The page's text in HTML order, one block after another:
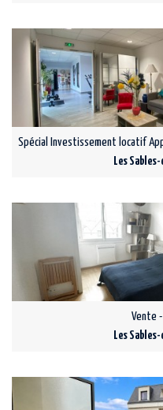
Spécial Investissement locatif
Les
Vente
Les